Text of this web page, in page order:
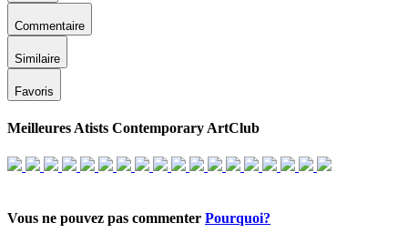
Commentaire
Similaire
Favoris
Meilleures Atists Contemporary ArtClub
Vous ne pouvez pas commenter Pourquoi?